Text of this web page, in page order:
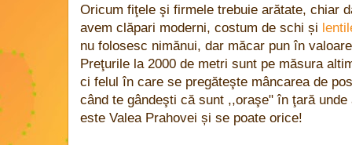
Oricum fiţele şi firmele trebuie arătate, chiar
avem clăpari moderni, costum de schi și
nu folosesc nimănui, dar măcar pun în
Preţurile la 2000 de metri sunt pe măsura
ci felul în care se pregăteşte mâncarea de
când te gândeşti că sunt ,,oraşe" în ţară
este Valea Prahovei și se poate orice!